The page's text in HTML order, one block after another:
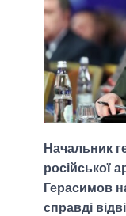
Начальник
російської
Герасимов
справді